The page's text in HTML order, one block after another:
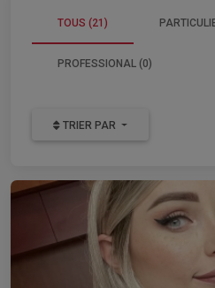
TOUS (21)
PROFESSIONAL (0)
TRIER PAR